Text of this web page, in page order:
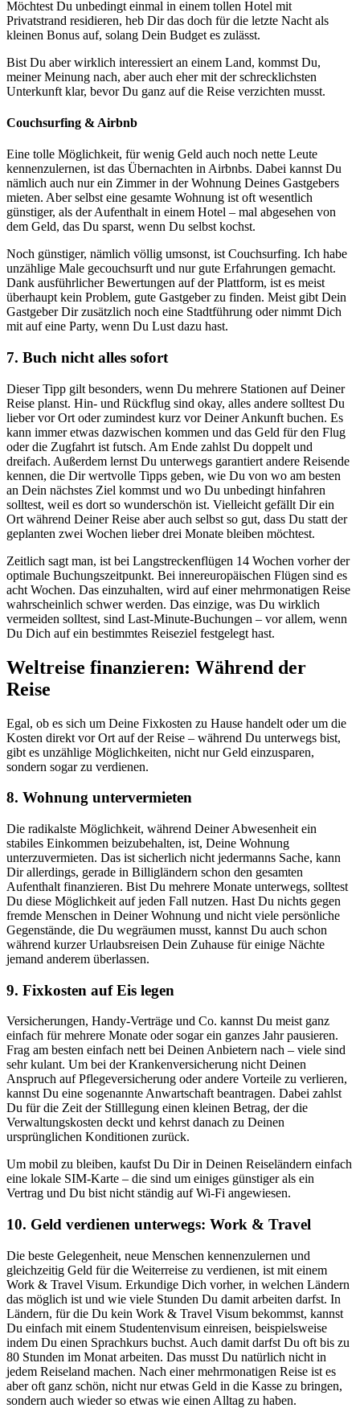
Möchtest Du unbedingt einmal in einem tollen Hotel mit
Privatstrand residieren, heb Dir das doch für die letzte Nacht als
kleinen Bonus auf, solang Dein Budget es zulässt.
Bist Du aber wirklich interessiert an einem Land, kommst Du,
meiner Meinung nach, aber auch eher mit der schrecklichsten
Unterkunft klar, bevor Du ganz auf die Reise verzichten musst.
Couchsurfing & Airbnb
Eine tolle Möglichkeit, für wenig Geld auch noch nette Leute
kennenzulernen, ist das Übernachten in Airbnbs. Dabei kannst Du
nämlich auch nur ein Zimmer in der Wohnung Deines Gastgebers
mieten. Aber selbst eine gesamte Wohnung ist oft wesentlich
günstiger, als der Aufenthalt in einem Hotel – mal abgesehen von
dem Geld, das Du sparst, wenn Du selbst kochst.
Noch günstiger, nämlich völlig umsonst, ist Couchsurfing. Ich habe
unzählige Male gecouchsurft und nur gute Erfahrungen gemacht.
Dank ausführlicher Bewertungen auf der Plattform, ist es meist
überhaupt kein Problem, gute Gastgeber zu finden. Meist gibt Dein
Gastgeber Dir zusätzlich noch eine Stadtführung oder nimmt Dich
mit auf eine Party, wenn Du Lust dazu hast.
7. Buch nicht alles sofort
Dieser Tipp gilt besonders, wenn Du mehrere Stationen auf Deiner
Reise planst. Hin- und Rückflug sind okay, alles andere solltest Du
lieber vor Ort oder zumindest kurz vor Deiner Ankunft buchen. Es
kann immer etwas dazwischen kommen und das Geld für den Flug
oder die Zugfahrt ist futsch. Am Ende zahlst Du doppelt und
dreifach. Außerdem lernst Du unterwegs garantiert andere Reisende
kennen, die Dir wertvolle Tipps geben, wie Du von wo am besten
an Dein nächstes Ziel kommst und wo Du unbedingt hinfahren
solltest, weil es dort so wunderschön ist. Vielleicht gefällt Dir ein
Ort während Deiner Reise aber auch selbst so gut, dass Du statt der
geplanten zwei Wochen lieber drei Monate bleiben möchtest.
Zeitlich sagt man, ist bei Langstreckenflügen 14 Wochen vorher der
optimale Buchungszeitpunkt. Bei innereuropäischen Flügen sind es
acht Wochen. Das einzuhalten, wird auf einer mehrmonatigen Reise
wahrscheinlich schwer werden. Das einzige, was Du wirklich
vermeiden solltest, sind Last-Minute-Buchungen – vor allem, wenn
Du Dich auf ein bestimmtes Reiseziel festgelegt hast.
Weltreise finanzieren: Während der
Reise
Egal, ob es sich um Deine Fixkosten zu Hause handelt oder um die
Kosten direkt vor Ort auf der Reise – während Du unterwegs bist,
gibt es unzählige Möglichkeiten, nicht nur Geld einzusparen,
sondern sogar zu verdienen.
8. Wohnung untervermieten
Die radikalste Möglichkeit, während Deiner Abwesenheit ein
stabiles Einkommen beizubehalten, ist, Deine Wohnung
unterzuvermieten. Das ist sicherlich nicht jedermanns Sache, kann
Dir allerdings, gerade in Billigländern schon den gesamten
Aufenthalt finanzieren. Bist Du mehrere Monate unterwegs, solltest
Du diese Möglichkeit auf jeden Fall nutzen. Hast Du nichts gegen
fremde Menschen in Deiner Wohnung und nicht viele persönliche
Gegenstände, die Du wegräumen musst, kannst Du auch schon
während kurzer Urlaubsreisen Dein Zuhause für einige Nächte
jemand anderem überlassen.
9. Fixkosten auf Eis legen
Versicherungen, Handy-Verträge und Co. kannst Du meist ganz
einfach für mehrere Monate oder sogar ein ganzes Jahr pausieren.
Frag am besten einfach nett bei Deinen Anbietern nach – viele sind
sehr kulant. Um bei der Krankenversicherung nicht Deinen
Anspruch auf Pflegeversicherung oder andere Vorteile zu verlieren,
kannst Du eine sogenannte Anwartschaft beantragen. Dabei zahlst
Du für die Zeit der Stilllegung einen kleinen Betrag, der die
Verwaltungskosten deckt und kehrst danach zu Deinen
ursprünglichen Konditionen zurück.
Um mobil zu bleiben, kaufst Du Dir in Deinen Reiseländern einfach
eine lokale SIM-Karte – die sind um einiges günstiger als ein
Vertrag und Du bist nicht ständig auf Wi-Fi angewiesen.
10. Geld verdienen unterwegs: Work & Travel
Die beste Gelegenheit, neue Menschen kennenzulernen und
gleichzeitig Geld für die Weiterreise zu verdienen, ist mit einem
Work & Travel Visum. Erkundige Dich vorher, in welchen Ländern
das möglich ist und wie viele Stunden Du damit arbeiten darfst. In
Ländern, für die Du kein Work & Travel Visum bekommst, kannst
Du einfach mit einem Studentenvisum einreisen, beispielsweise
indem Du einen Sprachkurs buchst. Auch damit darfst Du oft bis zu
80 Stunden im Monat arbeiten. Das musst Du natürlich nicht in
jedem Reiseland machen. Nach einer mehrmonatigen Reise ist es
aber oft ganz schön, nicht nur etwas Geld in die Kasse zu bringen,
sondern auch wieder so etwas wie einen Alltag zu haben.